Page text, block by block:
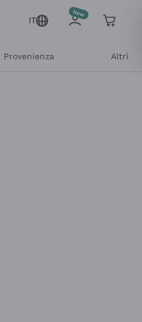
IT
Provenienza Altri